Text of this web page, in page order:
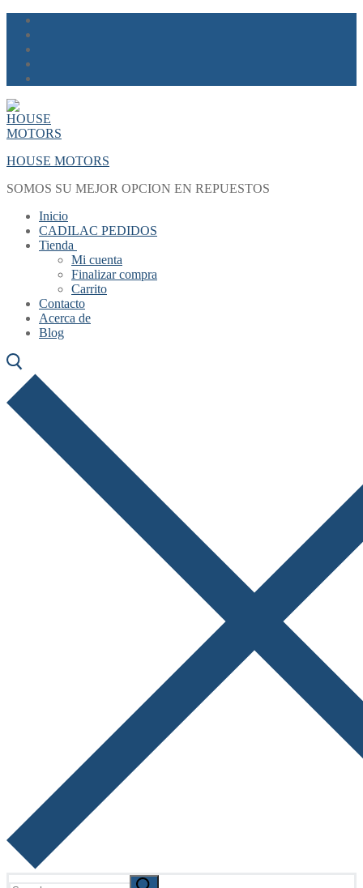
Skip
content
Menu
Close
HOUSE MOTORS
SOMOS SU MEJOR OPCION EN REPUESTOS
Inicio
CADILAC PEDIDOS
Tienda
Mi cuenta
Finalizar compra
Carrito
Contacto
Acerca de
Blog